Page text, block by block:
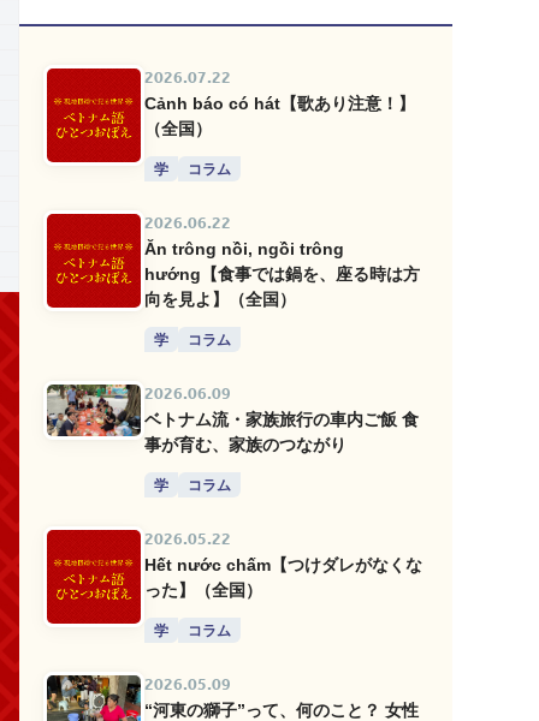
2026.07.22
Cảnh báo có hát【歌あり注意！】
（全国）
学 コラム
2026.06.22
Ăn trông nồi, ngồi trông
hướng【食事では鍋を、座る時は方
向を見よ】（全国）
学 コラム
2026.06.09
ベトナム流・家族旅行の車内ご飯 食
事が育む、家族のつながり
学 コラム
2026.05.22
Hết nước chấm【つけダレがなくな
った】（全国）
学 コラム
2026.05.09
“河東の獅子”って、何のこと？ 女性